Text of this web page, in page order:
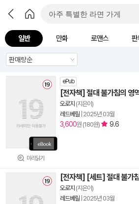
일반 만화 로맨스 판
미리읽기
ePub
[전자책] 절대 불가침의 영
오로지 (지은이)
레드베릴 2025년 03월
3,600원 (180원) 9.6
[전자책] [세트] 절대 불가
오로지 (지은이)
레드베릴 2025년 03월